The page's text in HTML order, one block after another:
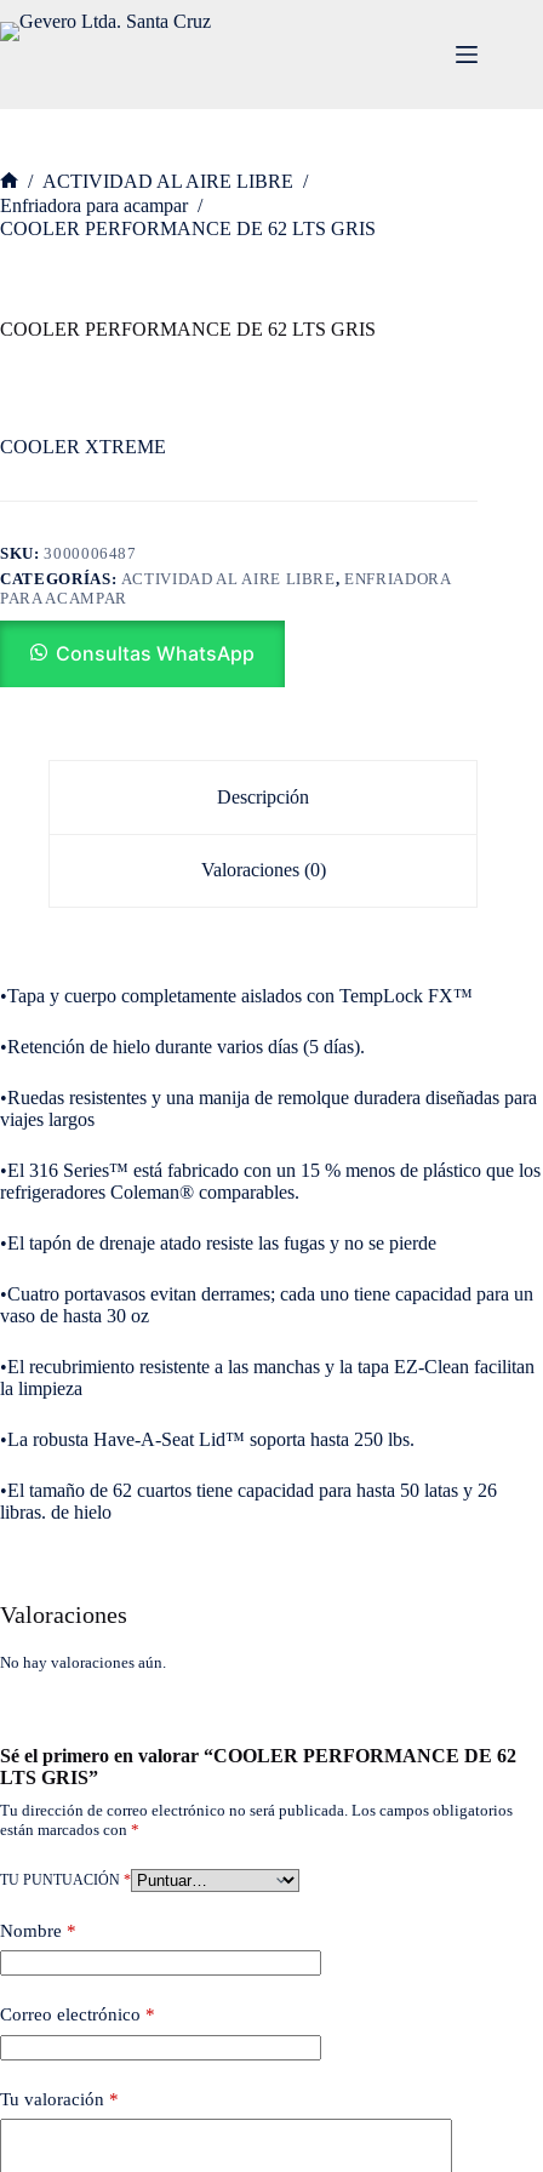
/ ACTIVIDAD AL AIRE LIBRE /
Enfriadora para acampar /
COOLER PERFORMANCE DE 62 LTS GRIS
COOLER PERFORMANCE DE 62 LTS GRIS
COOLER XTREME
SKU:3000006487
CATEGORÍAS: ACTIVIDAD AL AIRE LIBRE,ENFRIADORA
PARA ACAMPAR
Consultas WhatsApp
Descripción
Valoraciones (0)
•Tapa y cuerpo completamente aislados con TempLock FX™
•Retención de hielo durante varios días (5 días).
•Ruedas resistentes y una manija de remolque duradera diseñadas para
viajes largos
•El 316 Series™ está fabricado con un 15 % menos de plástico que los
refrigeradores Coleman® comparables.
•El tapón de drenaje atado resiste las fugas y no se pierde
•Cuatro portavasos evitan derrames; cada uno tiene capacidad para un
vaso de hasta 30 oz
•El recubrimiento resistente a las manchas y la tapa EZ-Clean facilitan
la limpieza
•La robusta Have-A-Seat Lid™ soporta hasta 250 lbs.
•El tamaño de 62 cuartos tiene capacidad para hasta 50 latas y 26
libras. de hielo
Valoraciones
No hay valoraciones aún.
Sé el primero en valorar “COOLER PERFORMANCE DE 62
LTS GRIS”
Tu dirección de correo electrónico no será publicada. Los campos obligatorios
están marcados con *
TU PUNTUACIÓN *
Nombre *
Correo electrónico *
Tu valoración *